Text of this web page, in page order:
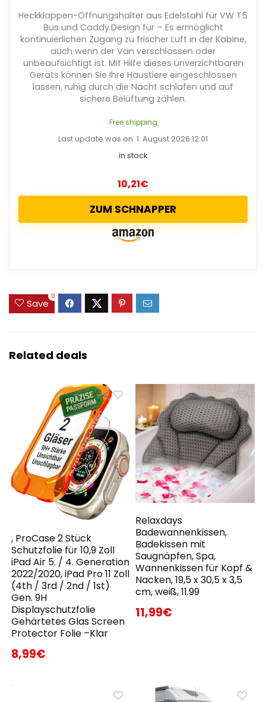
Heckklappen-Öffnungshalter aus Edelstahl für VW T5
Bus und Caddy.Design für – Es ermöglicht
kontinuierlichen Zugang zu frischer Luft in der Kabine,
auch wenn der Van verschlossen oder
unbeaufsichtigt ist. Mit Hilfe dieses unverzichtbaren
Geräts können Sie Ihre Haustiere eingeschlossen
lassen, ruhig durch die Nacht schlafen und auf
sichere Belüftung zählen.
Free shipping
Last update was on: 1. August 2026 12:01
in stock
10,21€
ZUM SCHNAPPER
Save
0
Related deals
, ProCase 2 Stück
Schutzfolie für 10,9 Zoll
iPad Air 5. / 4. Generation
2022/2020, iPad Pro 11 Zoll
(4th / 3rd / 2nd / 1st)
Gen. 9H
Displayschutzfolie
Gehärtetes Glas Screen
Protector Folie –Klar
8,99€
Relaxdays
Badewannenkissen,
Badekissen mit
Saugnäpfen, Spa,
Wannenkissen für Kopf &
Nacken, 19,5 x 30,5 x 3,5
cm, weiß, 11.99
11,99€